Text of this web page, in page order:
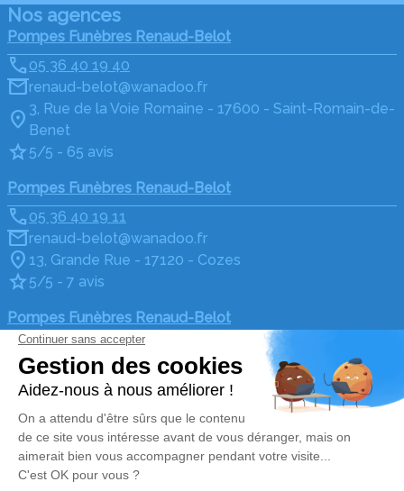
Nos agences
Pompes Funèbres Renaud-Belot
05 36 40 19 40
renaud-belot@wanadoo.fr
3, Rue de la Voie Romaine - 17600 - Saint-Romain-de-
Benet
5/5 - 65 avis
Pompes Funèbres Renaud-Belot
05 36 40 19 11
renaud-belot@wanadoo.fr
13, Grande Rue - 17120 - Cozes
5/5 - 7 avis
Pompes Funèbres Renaud-Belot
05 36 40 19 20
renaud-belot@wanadoo.fr
12, Place du Général de Gaulle - 17600 - Saujon
4.9/5 - 34 avis
Nos Services
Organiser des obsèques
Monuments funéraires
Liens utiles
Avis de décès